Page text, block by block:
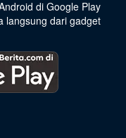
di Google Play
langsung dari gadget